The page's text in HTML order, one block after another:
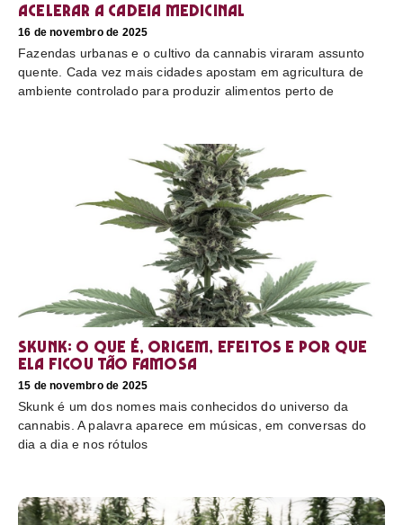
acelerar a cadeia medicinal
16 de novembro de 2025
Fazendas urbanas e o cultivo da cannabis viraram assunto
quente. Cada vez mais cidades apostam em agricultura de
ambiente controlado para produzir alimentos perto de
Skunk: o que é, origem, efeitos e por que
ela ficou tão famosa
15 de novembro de 2025
Skunk é um dos nomes mais conhecidos do universo da
cannabis. A palavra aparece em músicas, em conversas do
dia a dia e nos rótulos